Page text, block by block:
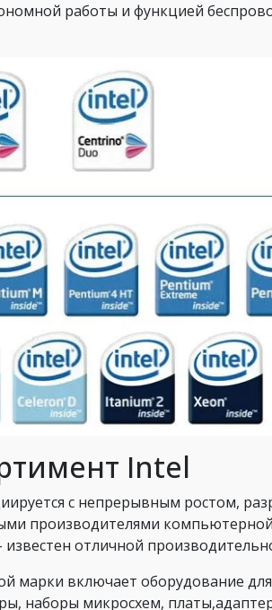
работы и функцией
Intel
с непрерывным ростом,
производителями
известен отличной
марки включает оборудование
наборы микросхем,